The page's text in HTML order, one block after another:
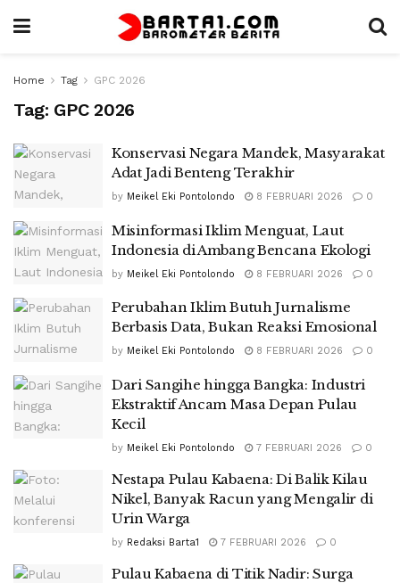
Home Tag GPC 2026
Tag: GPC 2026
Konservasi Negara Mandek, Masyarakat
Adat Jadi Benteng Terakhir
by Meikel Eki Pontolondo 8 FEBRUARI 2026 0
Misinformasi Iklim Menguat, Laut
Indonesia di Ambang Bencana Ekologi
by Meikel Eki Pontolondo 8 FEBRUARI 2026 0
Perubahan Iklim Butuh Jurnalisme
Berbasis Data, Bukan Reaksi Emosional
by Meikel Eki Pontolondo 8 FEBRUARI 2026 0
Dari Sangihe hingga Bangka: Industri
Ekstraktif Ancam Masa Depan Pulau
Kecil
by Meikel Eki Pontolondo 7 FEBRUARI 2026 0
Nestapa Pulau Kabaena: Di Balik Kilau
Nikel, Banyak Racun yang Mengalir di
Urin Warga
by Redaksi Barta1 7 FEBRUARI 2026 0
Pulau Kabaena di Titik Nadir: Surga